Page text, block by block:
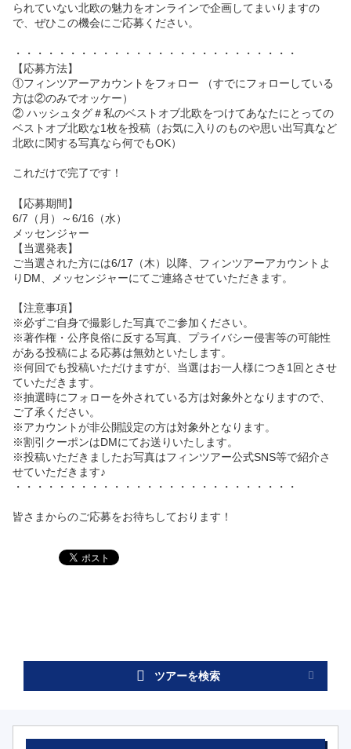
られていない北欧の魅力をオンラインで企画してまいりますの
で、ぜひこの機会にご応募ください。
・・・・・・・・・・・・・・・・・・・・・・・・・・
【応募方法】
①フィンツアーアカウントをフォロー （すでにフォローしている
方は②のみでオッケー）
② ハッシュタグ＃私のベストオブ北欧をつけてあなたにとっての
ベストオブ北欧な1枚を投稿（お気に入りのものや思い出写真など
北欧に関する写真なら何でもOK）
これだけで完了です！
【応募期間】
6/7（月）～6/16（水）
メッセンジャー
【当選発表】
ご当選された方には6/17（木）以降、フィンツアーアカウントよ
りDM、メッセンジャーにてご連絡させていただきます。
【注意事項】
※必ずご自身で撮影した写真でご参加ください。
※著作権・公序良俗に反する写真、プライバシー侵害等の可能性
がある投稿による応募は無効といたします。
※何回でも投稿いただけますが、当選はお一人様につき1回とさせ
ていただきます。
※抽選時にフォローを外されている方は対象外となりますので、
ご了承ください。
※アカウントが非公開設定の方は対象外となります。
※割引クーポンはDMにてお送りいたします。
※投稿いただきましたお写真はフィンツアー公式SNS等で紹介さ
せていただきます♪
・・・・・・・・・・・・・・・・・・・・・・・・・・
皆さまからのご応募をお待ちしております！
ツアーを検索